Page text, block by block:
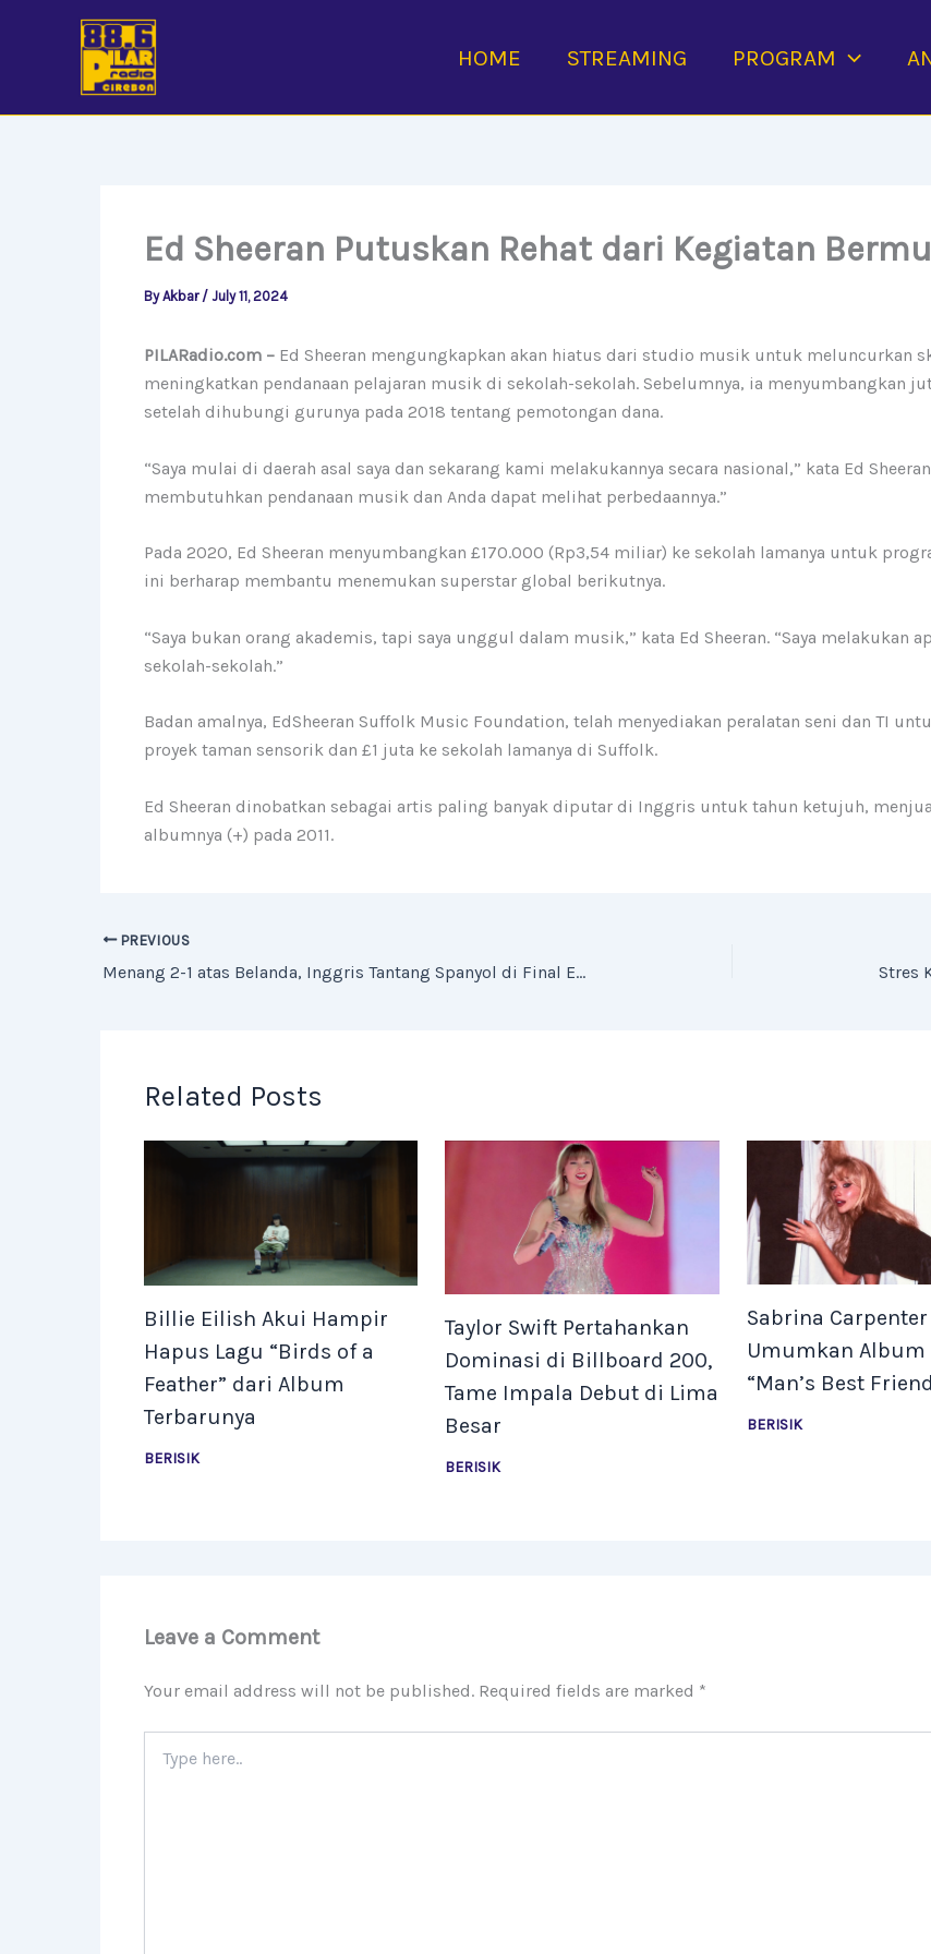
HOME STREAMING PROGRAM
Ed Sheeran Putuskan Rehat dari Kegiatan
ByAkbar / July 11, 2024
PILARadio.com – Ed Sheeran mengungkapkan akan hiatus dari studio musik untuk meluncurkan
meningkatkan pendanaan pelajaran musik di sekolah-sekolah. Sebelumnya, ia menyumbangkan
setelah dihubungi gurunya pada 2018 tentang pemotongan dana.
“Saya mulai di daerah asal saya dan sekarang kami melakukannya secara nasional,” kata Ed
membutuhkan pendanaan musik dan Anda dapat melihat perbedaannya.”
Pada 2020, Ed Sheeran menyumbangkan £170.000 (Rp3,54 miliar) ke sekolah lamanya untuk
ini berharap membantu menemukan superstar global berikutnya.
“Saya bukan orang akademis, tapi saya unggul dalam musik,” kata Ed Sheeran. “Saya melakukan
sekolah-sekolah.”
Badan amalnya, EdSheeran Suffolk Music Foundation, telah menyediakan peralatan seni dan TI
proyek taman sensorik dan £1 juta ke sekolah lamanya di Suffolk.
Ed Sheeran dinobatkan sebagai artis paling banyak diputar di Inggris untuk tahun ketujuh,
albumnya (+) pada 2011.
PREVIOUS
Menang 2-1 atas Belanda, Inggris Tantang Spanyol di Final Euro 2024
Related Posts
Billie Eilish Akui Hampir
Hapus Lagu “Birds of a
Feather” dari Album
Terbarunya
BERISIK
Taylor Swift Pertahankan
Dominasi di Billboard 200,
Tame Impala Debut di Lima
Besar
BERISIK
Sabrina Carpenter
Umumkan Album
“Man’s Best
BERISIK
Leave a Comment
Your email address will not be published. Required fields are marked *
here..